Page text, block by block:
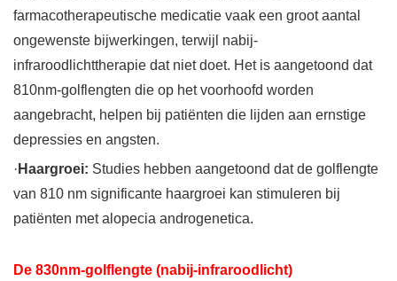
farmacotherapeutische medicatie vaak een groot aantal
ongewenste bijwerkingen, terwijl nabij-
infraroodlichttherapie dat niet doet. Het is aangetoond dat
810nm-golflengten die op het voorhoofd worden
aangebracht, helpen bij patiënten die lijden aan ernstige
depressies en angsten.
· Haargroei: Studies hebben aangetoond dat de golflengte
van 810 nm significante haargroei kan stimuleren bij
patiënten met alopecia androgenetica.
De 830nm-golflengte (nabij-infraroodlicht)